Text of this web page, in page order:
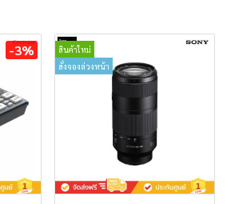
-3%
สินค้าใหม่
สั่งจองล่วงหน้า